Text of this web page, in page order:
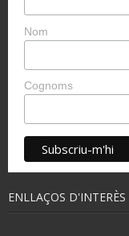
Nom
Cognoms
ENLLAÇOS D'INTERÈS